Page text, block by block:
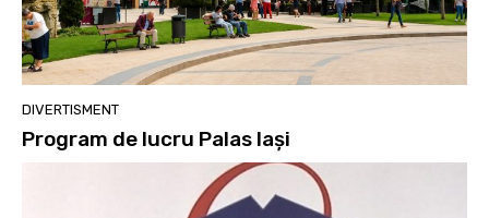
DIVERTISMENT
Program de lucru Palas Iași